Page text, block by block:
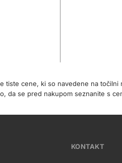
cene, ki so navedene na
da se pred nakupom seznanite s
KONTAKT